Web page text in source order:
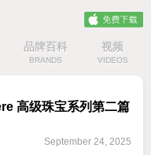
品牌百科
BRANDS
视频
VIDEOS
高级珠宝系列第二篇
September 24, 2025